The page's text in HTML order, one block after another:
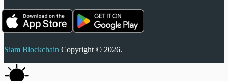
Siam Blockchain Copyright © 2026.